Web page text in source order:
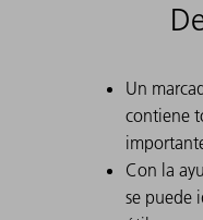
Un
contiene
Con la
se puede